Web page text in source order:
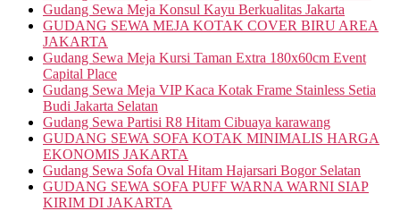
Gudang Sewa Meja Konsul Kayu Berkualitas Jakarta
GUDANG SEWA MEJA KOTAK COVER BIRU AREA
JAKARTA
Gudang Sewa Meja Kursi Taman Extra 180x60cm Event
Capital Place
Gudang Sewa Meja VIP Kaca Kotak Frame Stainless Setia
Budi Jakarta Selatan
Gudang Sewa Partisi R8 Hitam Cibuaya karawang
GUDANG SEWA SOFA KOTAK MINIMALIS HARGA
EKONOMIS JAKARTA
Gudang Sewa Sofa Oval Hitam Hajarsari Bogor Selatan
GUDANG SEWA SOFA PUFF WARNA WARNI SIAP
KIRIM DI JAKARTA